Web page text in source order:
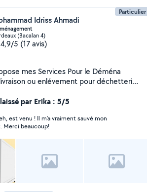
Particulier
Idriss Ahmadi
(Bacalan 4)
4,9/5 (17 avis)
ou enlévement pour déchetterie
par Erika : 5/5
est venu ! Il m’a vraiment sauvé mon
Merci beaucoup!